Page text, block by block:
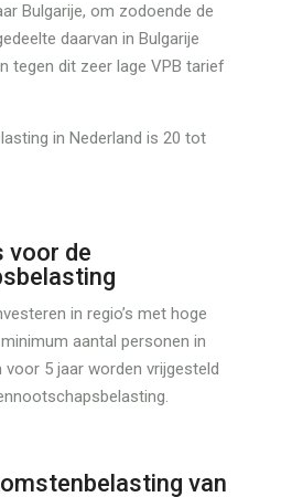
Bulgarije, om zodoende de
daarvan in Bulgarije
tegen dit zeer lage VPB tarief
in Nederland is 20 tot
voor de
in regio’s met hoge
aantal personen in
voor 5 jaar worden vrijgesteld
van